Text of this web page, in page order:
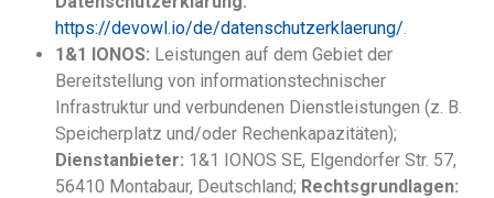
https://devowl.io/de/datenschutzerklaerung/.
1&1 IONOS: Leistungen auf dem Gebiet der
Bereitstellung von informationstechnischer
Infrastruktur und verbundenen Dienstleistungen (z. B.
Speicherplatz und/oder Rechenkapazitäten);
Dienstanbieter: 1&1 IONOS SE, Elgendorfer Str. 57,
56410 Montabaur, Deutschland; Rechtsgrundlagen: